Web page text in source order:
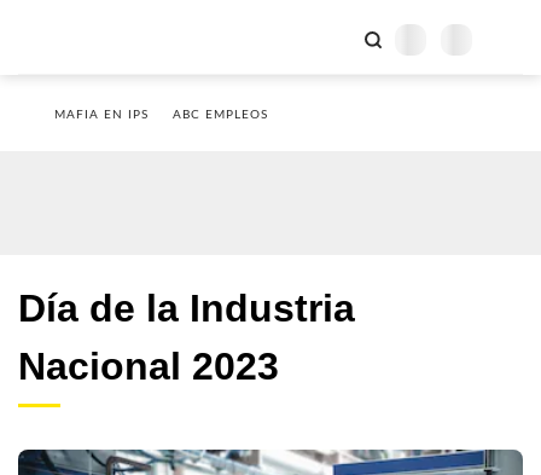
MAFIA EN IPS ABC EMPLEOS
Día de la Industria
Nacional 2023